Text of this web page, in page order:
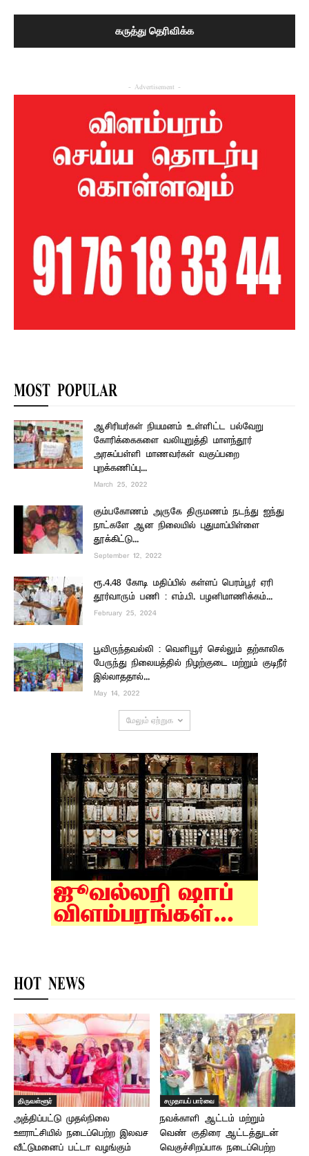
- Advertisement -
MOST POPULAR
ஆசிரியர்கள் நியமனம் உள்ளிட்ட பல்வேறு
கோரிக்கைகளை வலியுறுத்தி மாளந்தூர்
அரசுப்பள்ளி மாணவர்கள் வகுப்பறை
புறக்கணிப்பு...
March 25, 2022
கும்பகோணம் அருகே திருமணம் நடந்து ஐந்து
நாட்களே ஆன நிலையில் புதுமாப்பிள்ளை
தூக்கிட்டு...
September 12, 2022
ரூ.4.48 கோடி மதிப்பில் கள்ளப் பெரம்பூர் ஏரி
தூர்வாரும் பணி : எம்.பி. பழனிமாணிக்கம்...
February 25, 2024
பூவிருந்தவல்லி : வெளியூர் செல்லும் தற்காலிக
பேருந்து நிலையத்தில் நிழற்குடை மற்றும் குடிநீர்
இல்லாததால்...
May 14, 2022
மேலும் ஏற்றுக
HOT NEWS
திருவள்ளூர்
அத்திப்பட்டு முதல்நிலை
ஊராட்சியில் நடைப்பெற்ற இலவச
வீட்டுமனைப் பட்டா வழங்கும்
சமுதாயப் பார்வை
நவக்காளி ஆட்டம் மற்றும்
வெண் குதிரை ஆட்டத்துடன்
வெகுச்சிறப்பாக நடைப்பெற்ற